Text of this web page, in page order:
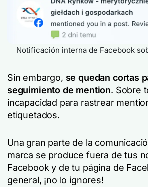
Notificación interna de Facebook
Sin embargo, se quedan cortas
seguimiento de mention. Sobre
incapacidad para rastrear
etiquetados.
Una gran parte de la
marca se produce fuera de tus
Facebook y de tu página de
general, ¡no lo ignores!